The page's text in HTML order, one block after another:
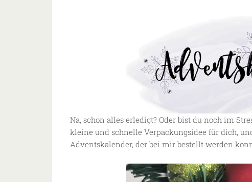
Na, schon alles erledigt? Oder bist du noch im
kleine und schnelle Verpackungsidee für dich,
Adventskalender, der bei mir bestellt werden